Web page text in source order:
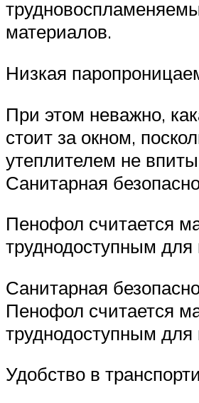
материалов.
Низкая
При этом неважно,
стоит за окном,
утеплителем не
Санитарная
Пенофол считается
труднодоступным для
Санитарная
Пенофол считается
труднодоступным для
Удобство в